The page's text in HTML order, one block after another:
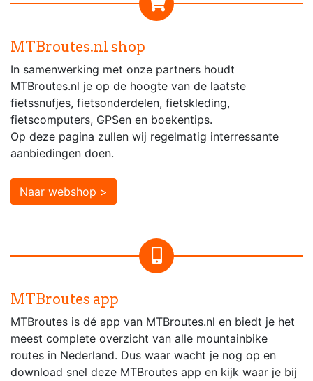
MTBroutes.nl shop
In samenwerking met onze partners houdt
MTBroutes.nl je op de hoogte van de laatste
fietssnufjes, fietsonderdelen, fietskleding,
fietscomputers, GPSen en boekentips.
Op deze pagina zullen wij regelmatig interressante
aanbiedingen doen.
Naar webshop >
MTBroutes app
MTBroutes is dé app van MTBroutes.nl en biedt je het
meest complete overzicht van alle mountainbike
routes in Nederland. Dus waar wacht je nog op en
download snel deze MTBroutes app en kijk waar je bij